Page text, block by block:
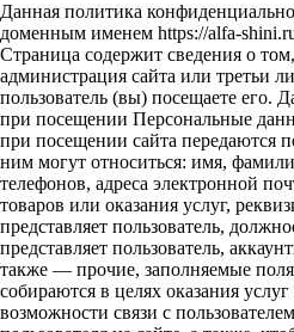
Данная политика
доменным именем https://alfa-
Страница содержит сведения о
администрация сайта или третьи
пользователь (вы) посещаете его.
при посещении Персональные
при посещении сайта передаются
ним могут относиться: имя,
телефонов, адреса электронной
товаров или оказания услуг,
представляет пользователь,
представляет пользователь,
также — прочие, заполняемые
собираются в целях оказания
возможности связи с